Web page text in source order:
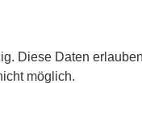
Diese Daten
möglich.